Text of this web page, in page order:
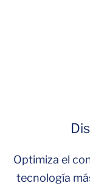
Optimiza el
tecnología